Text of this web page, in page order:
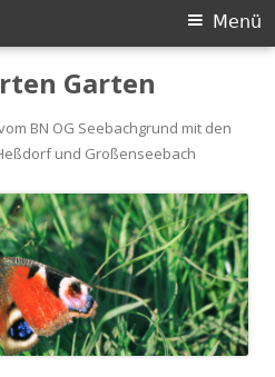
Garten
BN OG Seebachgrund mit den
und Großenseebach
Menü